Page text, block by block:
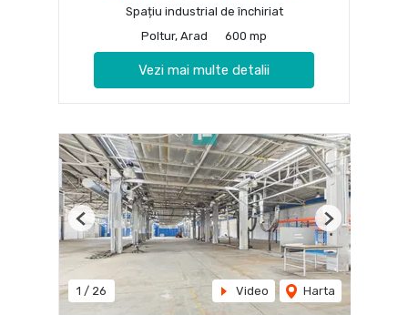
Spațiu industrial de închiriat
Poltur, Arad
600 mp
Vezi mai multe detalii
1 / 26 Video Harta
Previous Next